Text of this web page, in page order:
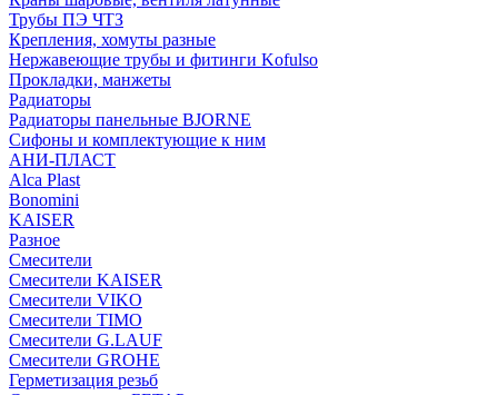
Трубы ПЭ ЧТЗ
Крепления, хомуты разные
Нержавеющие трубы и фитинги Kofulso
Прокладки, манжеты
Радиаторы
Радиаторы панельные BJORNE
Сифоны и комплектующие к ним
АНИ-ПЛАСТ
Alca Plast
Bonomini
KAISER
Разное
Смесители
Смесители KAISER
Смесители VIKO
Смесители TIMO
Смесители G.LAUF
Смесители GROHE
Герметизация резьб